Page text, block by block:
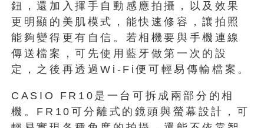
鈕，還加入揮手自動感應拍攝，以及效果
更明顯的美肌模式，能快速修容，讓拍照
能夠變得更有自信。若相機要與手機連線
傳送檔案，可先使用藍牙做第一次的設
定，之後再透過Wi-Fi便可輕易傳輸檔案。
CASIO FR10是一台可拆成兩部分的相
機。FR10可分離式的鏡頭與螢幕設計，可